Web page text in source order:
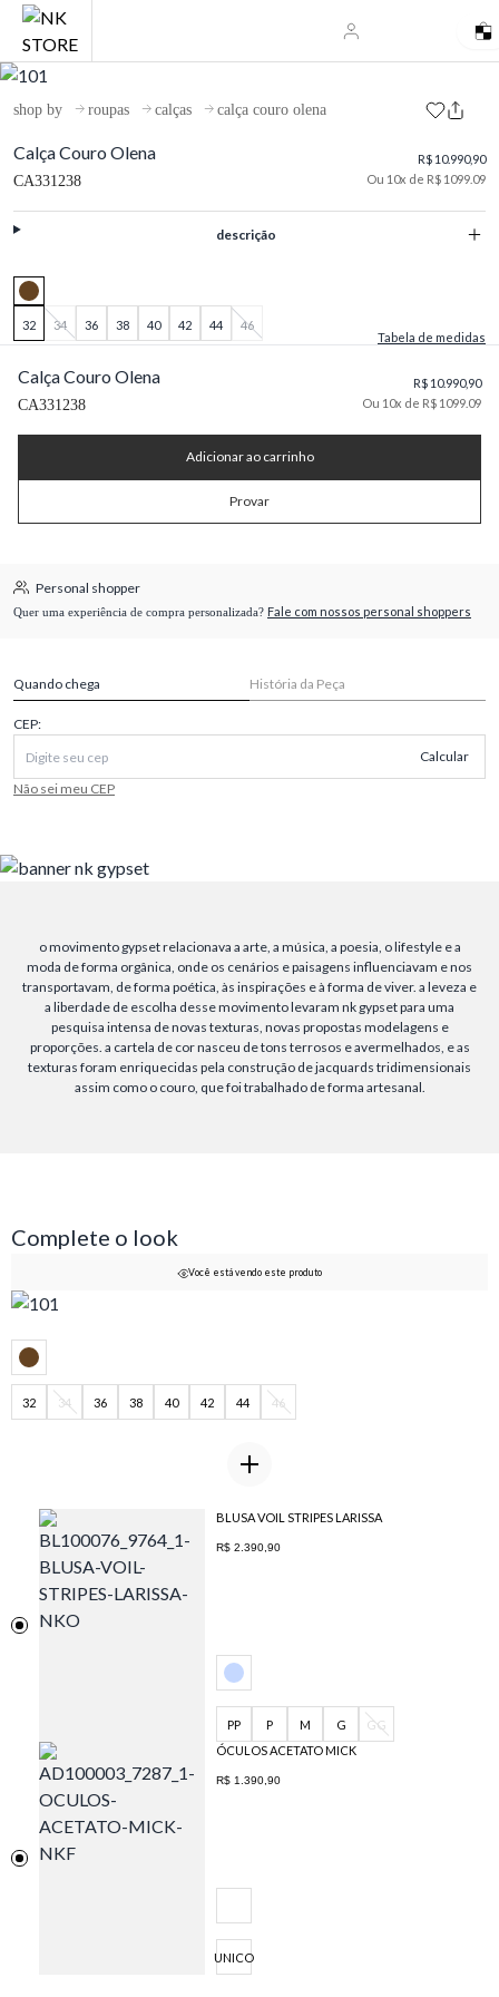
shop by roupas calças calça couro olena
Calça Couro Olena
CA331238
R$ 10.990,90
Ou 10x de R$ 1099.09
descrição
32 34 36 38 40 42 44
46
Tabela de medidas
Calça Couro Olena
CA331238
R$ 10.990,90
Ou 10x de R$ 1099.09
Adicionar ao carrinho
Provar
Personal shopper
Quer uma experiência de compra personalizada? Fale com nossos personal shoppers
Quando chega História da Peça
CEP:
Calcular
Não sei meu CEP
o movimento gypset relacionava a arte, a música, a poesia, o lifestyle e a
moda de forma orgânica, onde os cenários e paisagens influenciavam e nos
transportavam, de forma poética, às inspirações e à forma de viver. a leveza e
a liberdade de escolha desse movimento levaram nk gypset para uma
pesquisa intensa de novas texturas, novas propostas modelagens e
proporções. a cartela de cor nasceu de tons terrosos e avermelhados, e as
texturas foram enriquecidas pela construção de jacquards tridimensionais
assim como o couro, que foi trabalhado de forma artesanal.
Complete o look
Você está vendo este produto
32 34 36 38 40 42 44 46
BLUSA VOIL STRIPES LARISSA
R$ 2.390,90
PP P M G
GG
ÓCULOS ACETATO MICK
R$ 1.390,90
UNICO